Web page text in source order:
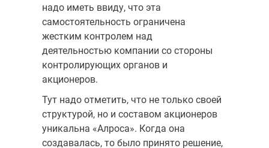
надо иметь ввиду, что эта
самостоятельность ограничена
жестким контролем над
деятельностью компании со стороны
контролирующих органов и
акционеров.
Тут надо отметить, что не только своей
структурой, но и составом акционеров
уникальна «Алроса». Когда она
создавалась, то было принято решение,